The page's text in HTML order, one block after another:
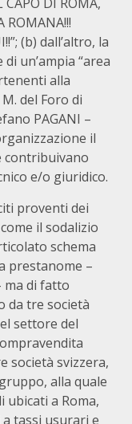
ROMANA!!!
(b) dall’altro, la
un’ampia “area
alla
del Foro di
PAGANI –
il
contribuivano
e/o giuridico.
proventi dei
il sodalizio
schema
prestanome –
ma di fatto
da tre società
settore del
società svizzera,
alla quale
a Roma,
tassi usurari e